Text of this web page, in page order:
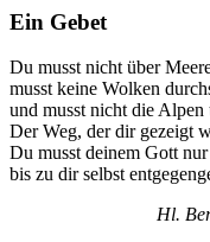
Ein Gebet
Du musst nicht über
musst keine Wolken
und musst nicht die Alpen
Der Weg, der dir gezeigt
Du musst deinem Gott nur
bis zu dir selbst
Hl.